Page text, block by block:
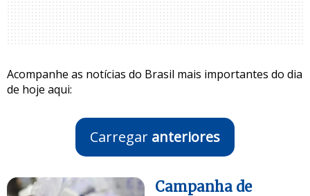
Acompanhe as notícias do Brasil mais importantes do dia
de hoje aqui:
Carregar anteriores
Campanha de